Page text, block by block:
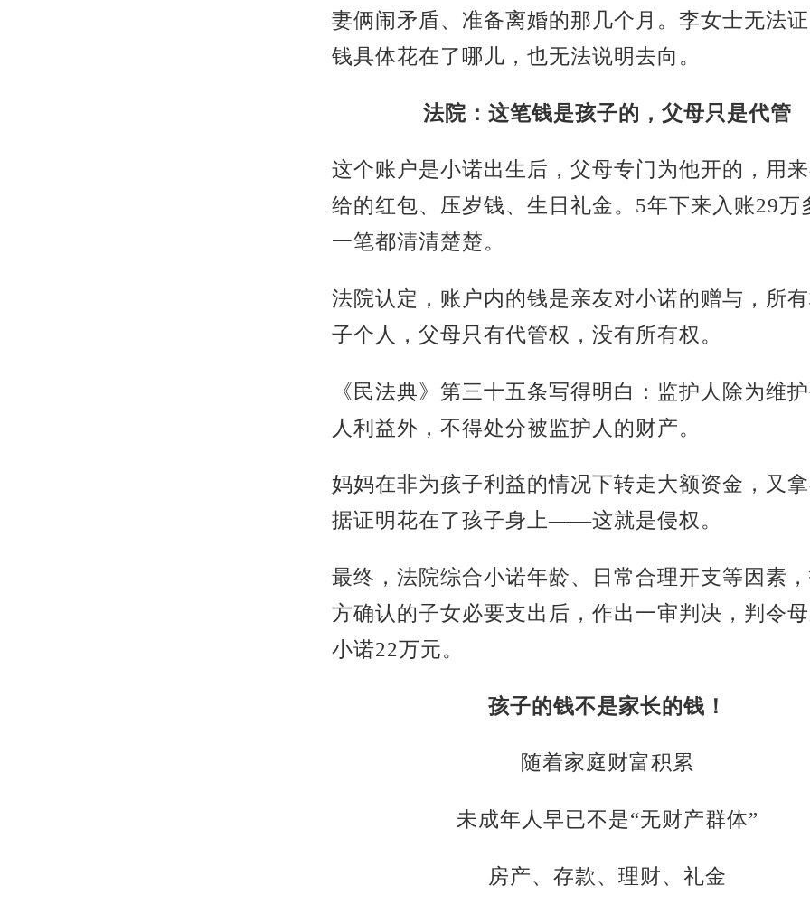
妻俩闹矛盾、准备离婚的那几个月。李女士无法
钱具体花在了哪儿，也无法说明去向。
法院：这笔钱是孩子的，父母只是代管
这个账户是小诺出生后，父母专门为他开的，用
给的红包、压岁钱、生日礼金。5年下来入账29万
一笔都清清楚楚。
法院认定，账户内的钱是亲友对小诺的赠与，所
子个人，父母只有代管权，没有所有权。
《民法典》第三十五条写得明白：监护人除为维
人利益外，不得处分被监护人的财产。
妈妈在非为孩子利益的情况下转走大额资金，又
据证明花在了孩子身上——这就是侵权。
最终，法院综合小诺年龄、日常合理开支等因素
方确认的子女必要支出后，作出一审判决，判令
小诺22万元。
孩子的钱不是家长的钱！
随着家庭财富积累
未成年人早已不是“无财产群体”
房产、存款、理财、礼金